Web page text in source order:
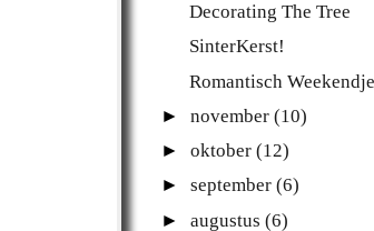
Decorating The Tree
SinterKerst!
Romantisch
►november (10)
►oktober (12)
►september (6)
►augustus (6)